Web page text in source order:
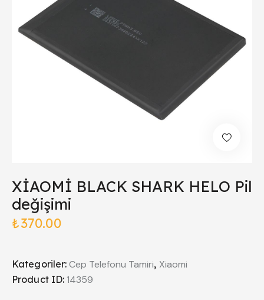
XİAOMİ BLACK SHARK HELO Pil
değişimi
₺370.00
Kategoriler:Cep Telefonu Tamiri, Xiaomi
Product ID: 14359